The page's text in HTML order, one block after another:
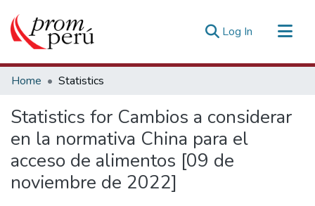
Log In (current)
Communities & Collections
Estadísticas Externas
Home Statistics
Statistics for Cambios a considerar
en la normativa China para el
acceso de alimentos [09 de
noviembre de 2022]